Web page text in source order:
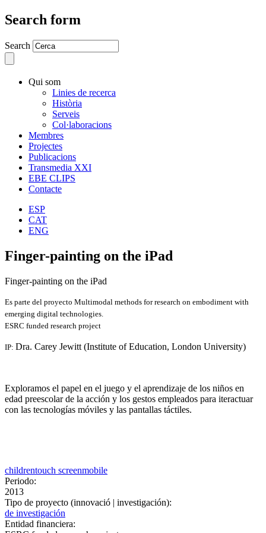
Search form
Search
Qui som
Linies de recerca
Història
Serveis
Col·laboracions
Membres
Projectes
Publicacions
Transmedia XXI
EBE CLIPS
Contacte
ESP
CAT
ENG
Finger-painting on the iPad
Finger-painting on the iPad
Es parte del proyecto Multimodal methods for research on embodiment with
emerging digital technologies.
ESRC funded research project
IP: Dra. Carey Jewitt (Institute of Education, London University)
Exploramos el papel en el juego y el aprendizaje de los niños en
edad preescolar de la acción y los gestos empleados para iteractuar
con las tecnologías móviles y las pantallas táctiles.
childrentouch screenmobile
Periodo:
2013
Tipo de proyecto (innovació | investigación):
de investigación
Entidad financiera: